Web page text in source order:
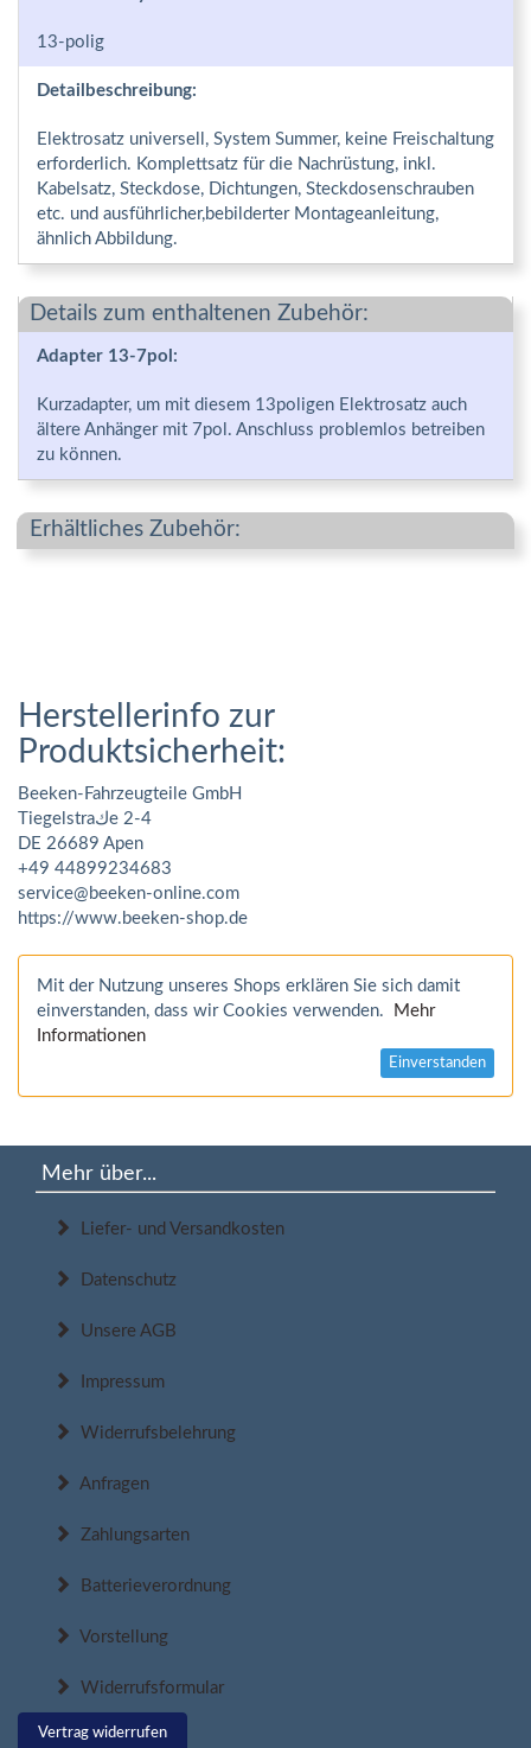
13-polig
Detailbeschreibung:
Elektrosatz universell, System Summer, keine Freischaltung
erforderlich. Komplettsatz für die Nachrüstung, inkl.
Kabelsatz, Steckdose, Dichtungen, Steckdosenschrauben
etc. und ausführlicher,bebilderter Montageanleitung,
ähnlich Abbildung.
Details zum enthaltenen Zubehör:
Adapter 13-7pol:
Kurzadapter, um mit diesem 13poligen Elektrosatz auch
ältere Anhänger mit 7pol. Anschluss problemlos betreiben
zu können.
Erhältliches Zubehör:
Herstellerinfo zur
Produktsicherheit:
Beeken-Fahrzeugteile GmbH
Tiegelstraكe 2-4
DE 26689 Apen
+49 44899234683
service@beeken-online.com
https://www.beeken-shop.de
Mit der Nutzung unseres Shops erklären Sie sich damit
einverstanden, dass wir Cookies verwenden.
Mehr
Informationen
Einverstanden
Mehr über...
Liefer- und Versandkosten
Datenschutz
Unsere AGB
Impressum
Widerrufsbelehrung
Anfragen
Zahlungsarten
Batterieverordnung
Vorstellung
Widerrufsformular
Vertrag widerrufen